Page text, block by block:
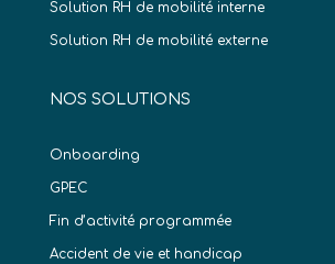
Solution RH de mobilité interne
Solution RH de mobilité externe
NOS SOLUTIONS
Onboarding
GPEC
Fin d’activité programmée
Accident de vie et handicap